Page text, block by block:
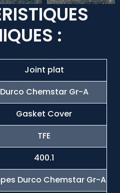
:
Joint plat
Durco Chemstar Gr-A
Gasket Cover
TFE
400.1
Durco Chemstar Gr-A